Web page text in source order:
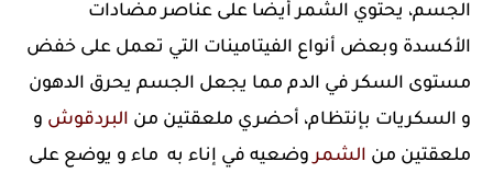
الجسم، يحتوي الشمر أيضا على عناصر مضادات
الأكسدة وبعض أنواع الفيتامينات التي تعمل على خفض
مستوى السكر في الدم مما يجعل الجسم يحرق الدهون
و السكريات بإنتظام، أحضري ملعقتين من البردقوش و
ملعقتين من الشمروضعيه في إناء به ماء و يوضع على